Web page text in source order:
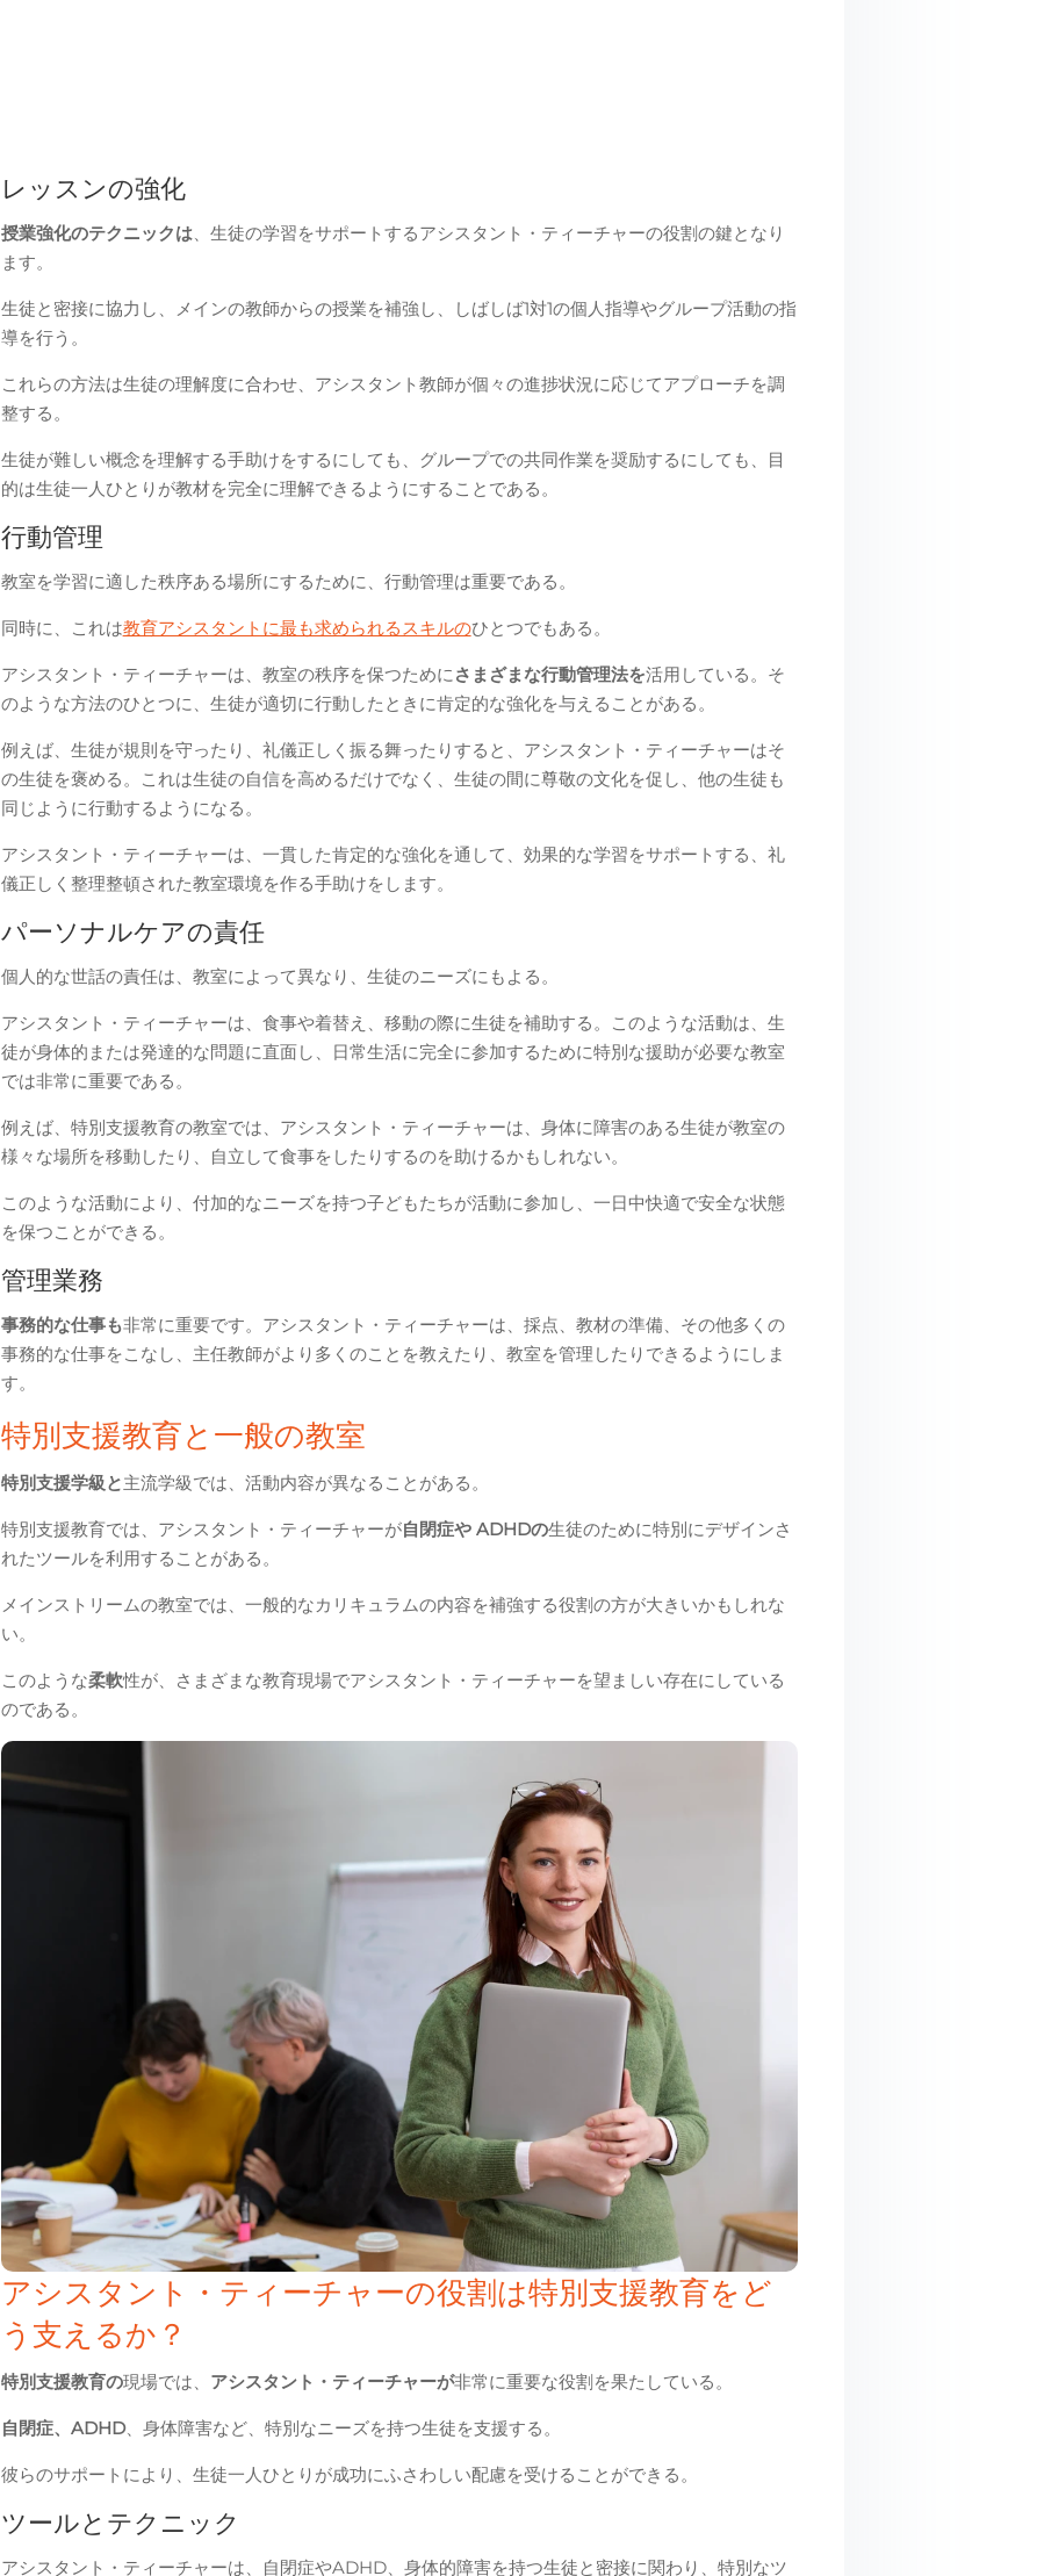
レッスンの強化
授業強化のテクニックは、生徒の学習をサポートするアシスタント・ティーチャーの役割の鍵となり
ます。
生徒と密接に協力し、メインの教師からの授業を補強し、しばしば1対1の個人指導やグループ活動の指
導を行う。
これらの方法は生徒の理解度に合わせ、アシスタント教師が個々の進捗状況に応じてアプローチを調
整する。
生徒が難しい概念を理解する手助けをするにしても、グループでの共同作業を奨励するにしても、目
的は生徒一人ひとりが教材を完全に理解できるようにすることである。
行動管理
教室を学習に適した秩序ある場所にするために、行動管理は重要である。
同時に、これは教育アシスタントに最も求められるスキルのひとつでもある。
アシスタント・ティーチャーは、教室の秩序を保つためにさまざまな行動管理法を活用している。そ
のような方法のひとつに、生徒が適切に行動したときに肯定的な強化を与えることがある。
例えば、生徒が規則を守ったり、礼儀正しく振る舞ったりすると、アシスタント・ティーチャーはそ
の生徒を褒める。これは生徒の自信を高めるだけでなく、生徒の間に尊敬の文化を促し、他の生徒も
同じように行動するようになる。
アシスタント・ティーチャーは、一貫した肯定的な強化を通して、効果的な学習をサポートする、礼
儀正しく整理整頓された教室環境を作る手助けをします。
パーソナルケアの責任
個人的な世話の責任は、教室によって異なり、生徒のニーズにもよる。
アシスタント・ティーチャーは、食事や着替え、移動の際に生徒を補助する。このような活動は、生
徒が身体的または発達的な問題に直面し、日常生活に完全に参加するために特別な援助が必要な教室
では非常に重要である。
例えば、特別支援教育の教室では、アシスタント・ティーチャーは、身体に障害のある生徒が教室の
様々な場所を移動したり、自立して食事をしたりするのを助けるかもしれない。
このような活動により、付加的なニーズを持つ子どもたちが活動に参加し、一日中快適で安全な状態
を保つことができる。
管理業務
事務的な仕事も非常に重要です。アシスタント・ティーチャーは、採点、教材の準備、その他多くの
事務的な仕事をこなし、主任教師がより多くのことを教えたり、教室を管理したりできるようにしま
す。
特別支援教育と一般の教室
特別支援学級と主流学級では、活動内容が異なることがある。
特別支援教育では、アシスタント・ティーチャーが自閉症や ADHDの生徒のために特別にデザインさ
れたツールを利用することがある。
メインストリームの教室では、一般的なカリキュラムの内容を補強する役割の方が大きいかもしれな
い。
このような柔軟性が、さまざまな教育現場でアシスタント・ティーチャーを望ましい存在にしている
のである。
アシスタント・ティーチャーの役割は特別支援教育をど
う支えるか？
特別支援教育の現場では、 アシスタント・ティーチャーが非常に重要な役割を果たしている。
自閉症、ADHD、身体障害など、特別なニーズを持つ生徒を支援する。
彼らのサポートにより、生徒一人ひとりが成功にふさわしい配慮を受けることができる。
ツールとテクニック
アシスタント・ティーチャーは、自閉症やADHD、身体的障害を持つ生徒と密接に関わり、特別なツ